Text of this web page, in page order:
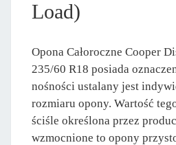
Load)
Opona Całoroczne Cooper
235/60 R18 posiada
nośności ustalany jest
rozmiaru opony. Wartość
ściśle określona przez
wzmocnione to opony